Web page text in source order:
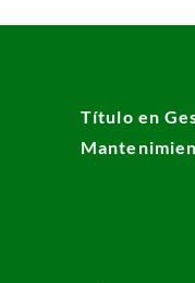
Título en